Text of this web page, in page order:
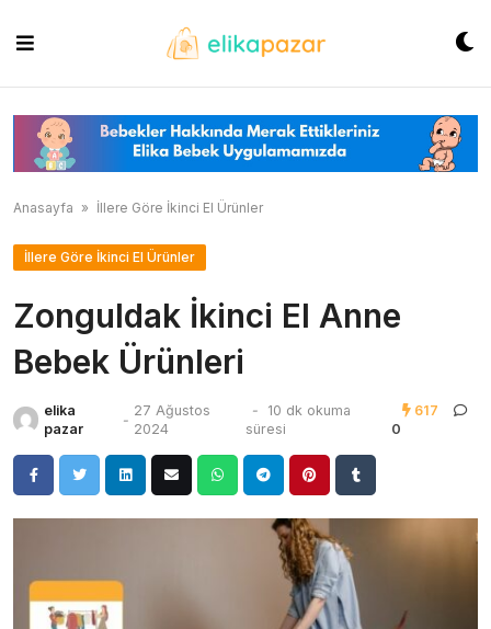
content
Anasayfa » İllere Göre İkinci El Ürünler
İllere Göre İkinci El Ürünler
Zonguldak İkinci El Anne
Bebek Ürünleri
elika
pazar
-
27 Ağustos
2024
-
10 dk okuma
süresi
617
0